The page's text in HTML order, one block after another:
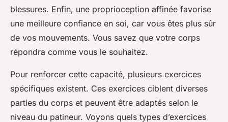
blessures. Enfin, une proprioception affinée favorise
une meilleure confiance en soi, car vous êtes plus sûr
de vos mouvements. Vous savez que votre corps
répondra comme vous le souhaitez.
Pour renforcer cette capacité, plusieurs exercices
spécifiques existent. Ces exercices ciblent diverses
parties du corps et peuvent être adaptés selon le
niveau du patineur. Voyons quels types d’exercices